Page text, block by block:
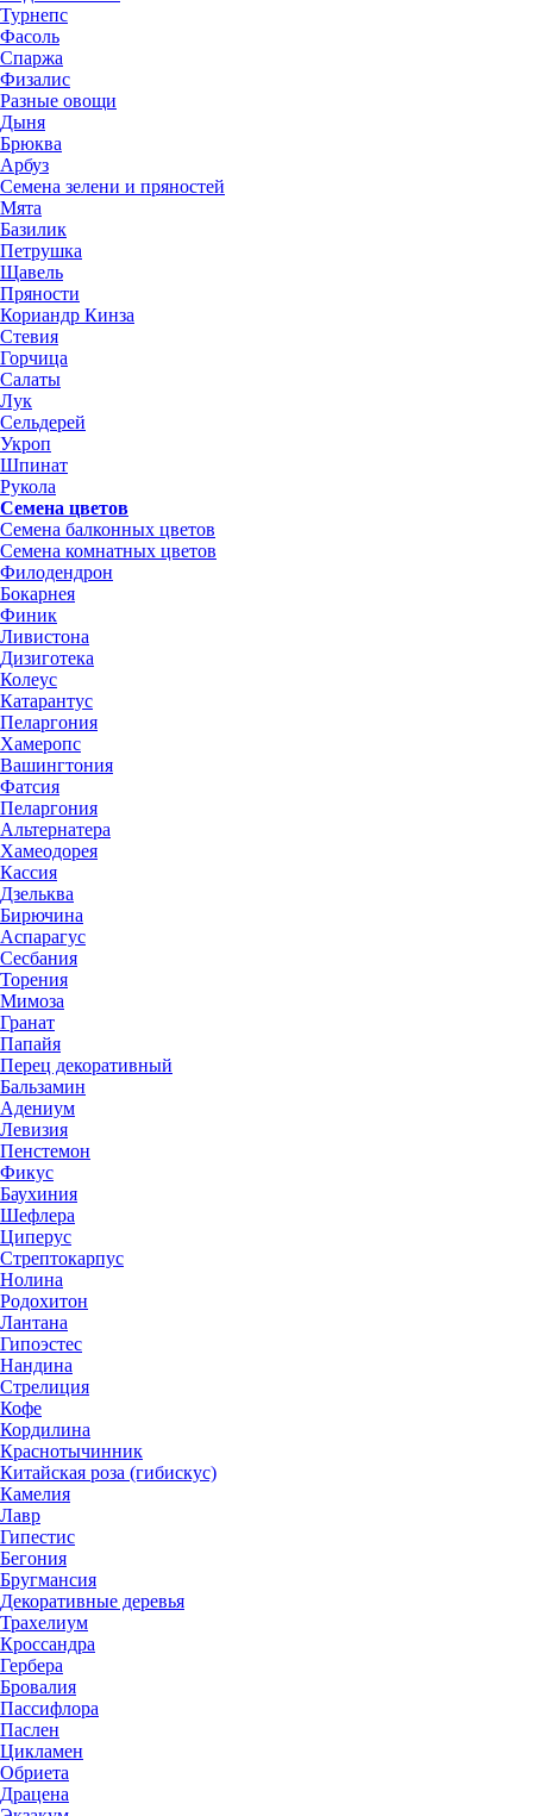
Турнепс
Фасоль
Спаржа
Физалис
Разные овощи
Дыня
Брюква
Арбуз
Семена зелени и пряностей
Мята
Базилик
Петрушка
Щавель
Пряности
Кориандр Кинза
Стевия
Горчица
Салаты
Лук
Сельдерей
Укроп
Шпинат
Рукола
Семена цветов
Семена балконных цветов
Семена комнатных цветов
Филодендрон
Бокарнея
Финик
Ливистона
Дизиготека
Колеус
Катарантус
Пеларгония
Хамеропс
Вашингтония
Фатсия
Пеларгония
Альтернатера
Хамеодорея
Кассия
Дзельква
Бирючина
Аспарагус
Сесбания
Торения
Мимоза
Гранат
Папайя
Перец декоративный
Бальзамин
Адениум
Левизия
Пенстемон
Фикус
Баухиния
Шефлера
Циперус
Стрептокарпус
Нолина
Родохитон
Лантана
Гипоэстес
Нандина
Стрелиция
Кофе
Кордилина
Краснотычинник
Китайская роза (гибискус)
Камелия
Лавр
Гипестис
Бегония
Бругмансия
Декоративные деревья
Трахелиум
Кроссандра
Гербера
Бровалия
Пассифлора
Паслен
Цикламен
Обриета
Драцена